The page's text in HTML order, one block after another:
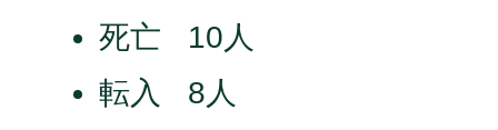
死亡 10人
転入 8人